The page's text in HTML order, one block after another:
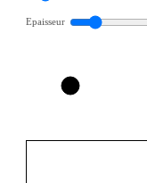
Epaisseur